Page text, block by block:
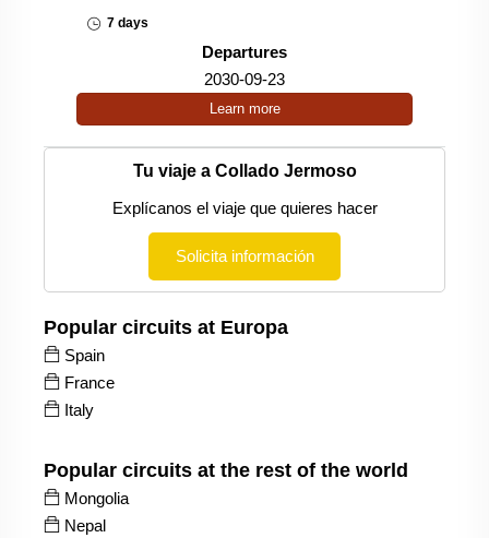
7 days
Departures
2030-09-23
Learn more
Tu viaje a Collado Jermoso
Explícanos el viaje que quieres hacer
Solicita información
Popular circuits at Europa
Spain
France
Italy
Popular circuits at the rest of the world
Mongolia
Nepal